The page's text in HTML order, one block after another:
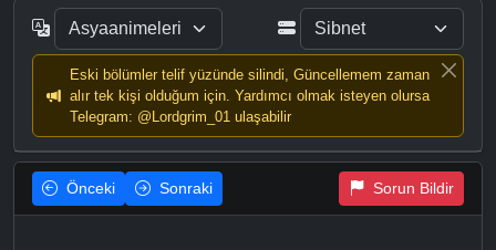
Eski bölümler telif yüzünde silindi, Güncellemem zaman
alır tek kişi olduğum için. Yardımcı olmak isteyen olursa
Telegram: @Lordgrim_01 ulaşabilir
Önceki Sonraki Sorun Bildir